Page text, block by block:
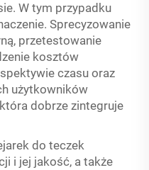
W tym przypadku
Sprecyzowanie
przetestowanie
kosztów
czasu oraz
użytkowników
dobrze zintegruje
do teczek
i jej jakość, a także